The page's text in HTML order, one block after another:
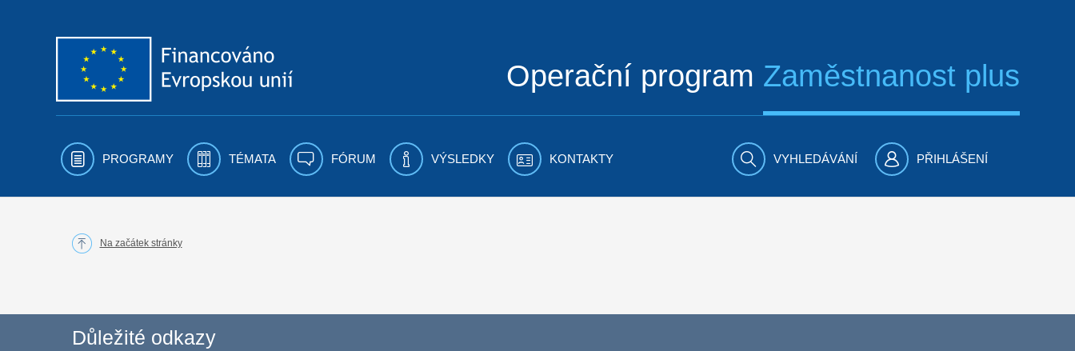
Operační program Zaměstnanost plus
PROGRAMY TÉMATA FÓRUM VÝSLEDKY KONTAKTY VYHLEDÁVÁNÍ PŘIHLÁŠENÍ
Na začátek stránky
Důležité odkazy